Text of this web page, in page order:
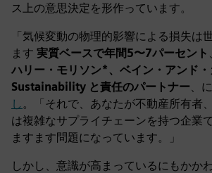
ス上の意思決定を形作っています。
「気候変動の物理的影響による損失は
ます 実質ベースで年間5〜7パーセント
ハリー・モリソン*、ベイン・アンド
Sustainability と責任のパートナー 、に
し 。「それで、あなたが不動産所有者
は複雑なサプライチェーンを持つ企業
ますます問題になっています。」
しかし、意識が高まっているにもかか